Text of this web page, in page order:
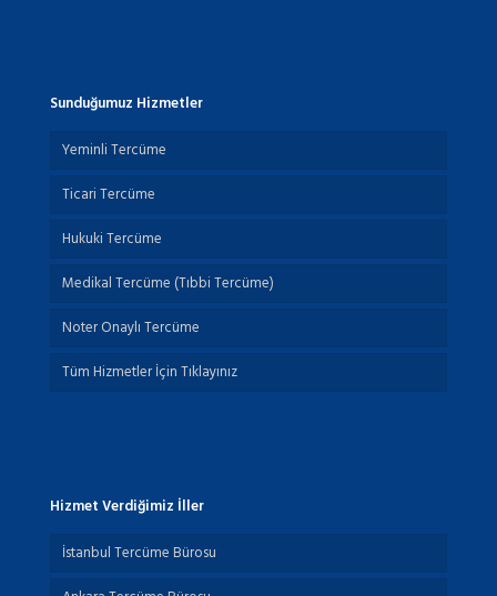
Sunduğumuz Hizmetler
Yeminli Tercüme
Ticari Tercüme
Hukuki Tercüme
Medikal Tercüme (Tıbbi Tercüme)
Noter Onaylı Tercüme
Tüm Hizmetler İçin Tıklayınız
Hizmet Verdiğimiz İller
İstanbul Tercüme Bürosu